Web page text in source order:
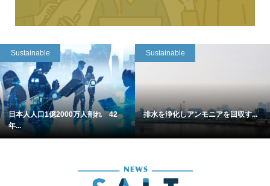
Sustainable
日本人人口1億2000万人割れ 42
年...
Sustainable
排水を浄化しアンモニアを回収す...